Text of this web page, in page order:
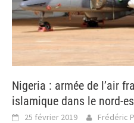
Nigeria : armée de l’air
islamique dans le nord-
25 février 2019 Frédéric